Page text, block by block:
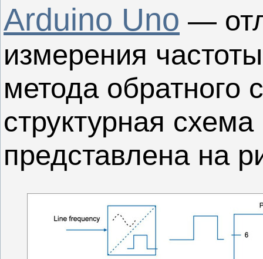
Arduino Uno —
измерения
метода обратного
структурная
представлена на